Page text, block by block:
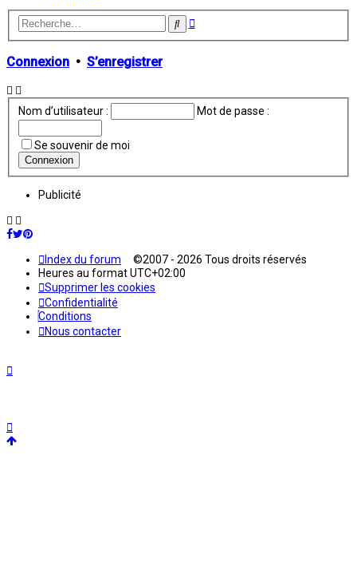
Rechercher
Recherche
Connexion • S’enregistrer
Nom d’utilisateur : Mot de passe :
Se souvenir de moi
Publicité
Index du forum ©2007 - 2026 Tous droits réservés
Heures au formatUTC+02:00
Supprimer les cookies
Confidentialité
Conditions
Nous contacter